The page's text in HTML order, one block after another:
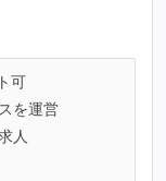
可
を運営
人